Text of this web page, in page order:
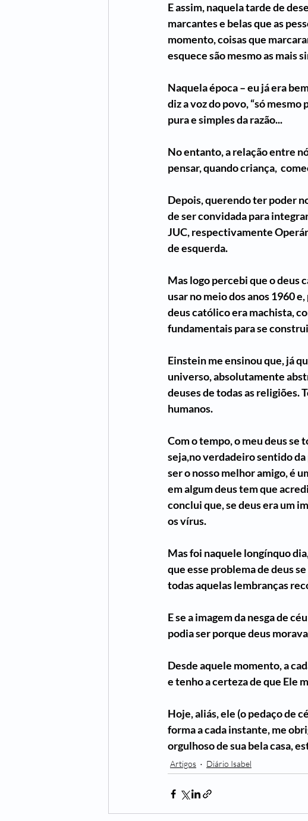
E assim, naquela tarde de
marcantes e belas que as
momento, coisas que
esquece são mesmo as mais
Naquela época – eu já era
diz a voz do povo, “só
pura e simples da razão...
No entanto, a relação entre
pensar, quando criança,
Depois, querendo ter poder
de ser convidada para
JUC, respectivamente
de esquerda.
Mas logo percebi que o deus
usar no meio dos anos 1960
deus católico era machista,
fundamentais para se
Einstein me ensinou que, já
universo, absolutamente
deuses de todas as religiões.
humanos.
Com o tempo, o meu deus
seja,no verdadeiro sentido
ser o nosso melhor amigo, é
em algum deus tem que
conclui que, se deus era um
os vírus.
Mas foi naquele longínquo
que esse problema de deus
todas aquelas lembranças
E se a imagem da nesga de
podia ser porque deus
Desde aquele momento, a
e tenho a certeza de que Ele
Hoje, aliás, ele (o pedaço de
forma a cada instante, me
orgulhoso de sua bela casa,
Artigos Diário Isabel